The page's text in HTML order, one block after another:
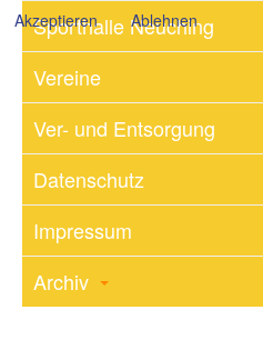
Sporthalle Neuching
Vereine
Ver- und Entsorgung
Datenschutz
Impressum
Archiv
Akzeptieren
Ablehnen